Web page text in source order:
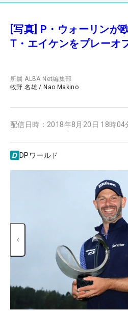
[写真] P・ウォーリンが
T・エイケンをプレーオ
所属ALBA Net編集部
牧野 名雄 / Nao Makino
配信日時： 2018年8月20日 18時04
DPワールド